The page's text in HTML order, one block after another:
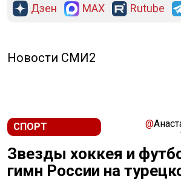
Дзен MAX Rutube
Новости СМИ2
СПОРТ @
Звезды хоккея и
гимн России на